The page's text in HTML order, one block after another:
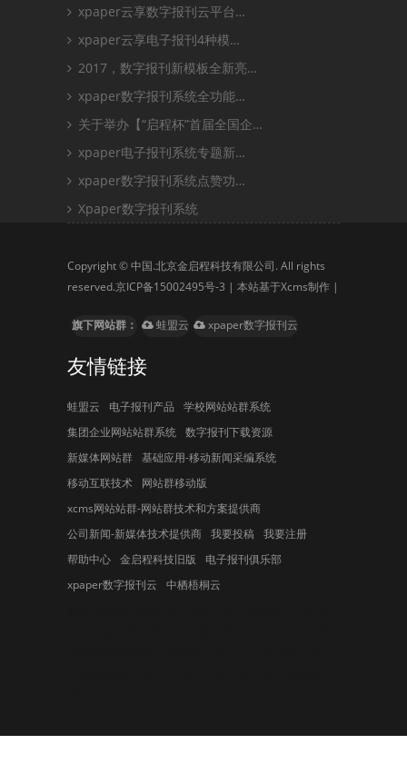
xpaper云享数字报刊云平台…
xpaper云享电子报刊4种模…
2017，数字报刊新模板全新亮…
xpaper数字报刊系统全功能…
关于举办【“启程杯”首届全国企…
xpaper电子报刊系统专题新…
xpaper数字报刊系统点赞功…
Xpaper数字报刊系统
Copyright © 中国.北京金启程科技有限公司. All rights
reserved.京ICP备15002495号-3 | 本站基于Xcms制作 |
旗下网站群： 蛙盟云 xpaper数字报刊云
友情链接
蛙盟云 电子报刊产品
学校网站站群系统
集团企业网站站群系统 数字报刊下载资源
新媒体网站群 基础应用-移动新闻采编系统
移动互联技术
网站群移动版
xcms网站站群-网站群技术和方案提供商
公司新闻-新媒体技术提供商 我要投稿
我要注册
帮助中心 金启程科技旧版
电子报刊俱乐部
xpaper数字报刊云
中栖梧桐云